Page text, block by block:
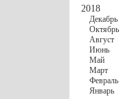
2018
Декабрь
Октябрь
Август
Июнь
Май
Март
Февраль
Январь